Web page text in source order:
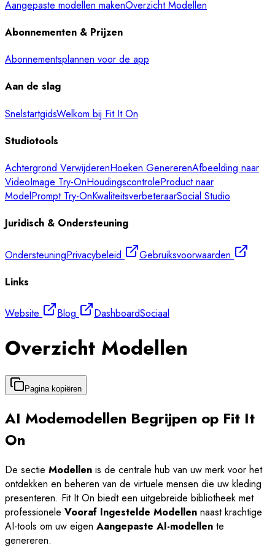
Aangepaste modellen makenOverzicht Modellen
Abonnementen & Prijzen
Abonnementsplannen voor de app
Aan de slag
SnelstartgidsWelkom bij Fit It On
Studiotools
Achtergrond VerwijderenHoeken GenererenAfbeelding naar
VideoImage Try-OnHoudingscontroleProduct naar
ModelPrompt Try-OnKwaliteitsverbeteraarSocial Studio
Juridisch & Ondersteuning
OndersteuningPrivacybeleid
Gebruiksvoorwaarden
Links
Website Blog DashboardSociaal
Overzicht Modellen
Pagina kopiëren
AI Modemodellen Begrijpen op Fit It
On
De sectie Modellen is de centrale hub van uw merk voor het
ontdekken en beheren van de virtuele mensen die uw kleding
presenteren. Fit It On biedt een uitgebreide bibliotheek met
professionele Vooraf Ingestelde Modellen naast krachtige
AI-tools om uw eigen Aangepaste AI-modellen te
genereren.